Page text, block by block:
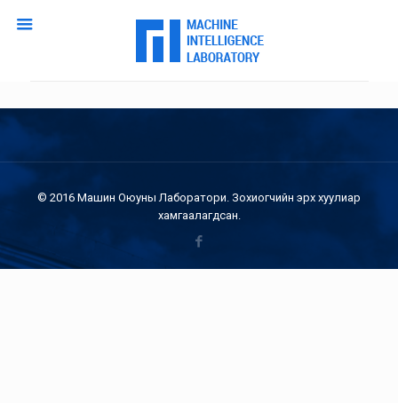
© 2016 Машин Оюуны Лаборатори. Зохиогчийн эрх хуулиар
хамгаалагдсан.